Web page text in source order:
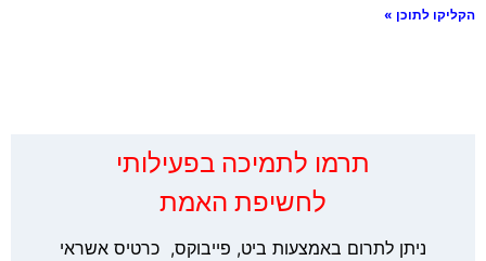
לתוכן »
‏תרמו לתמיכה בפעילותי
לחשיפת האמת
ניתן לתרום באמצעות ביט, פייבוקס, כרטיס אשראי